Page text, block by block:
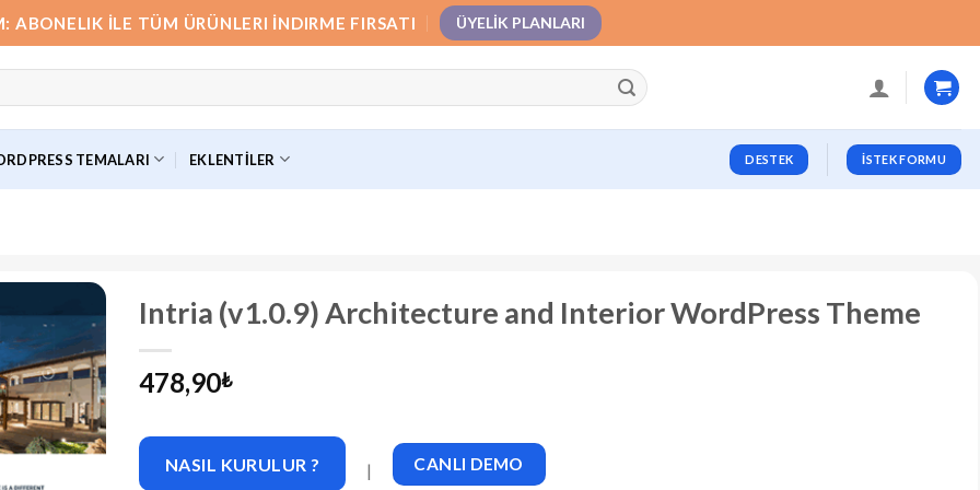
ABONELIK İLE TÜM ÜRÜNLERI İNDIRME FIRSATI ÜYELIK PLANLARI
TEMALARI EKLENTILER DESTEK İSTEK FORMU
Intria (v1.0.9) Architecture and Interior WordPress Theme
478,90₺
NASIL KURULUR ? | CANLI DEMO